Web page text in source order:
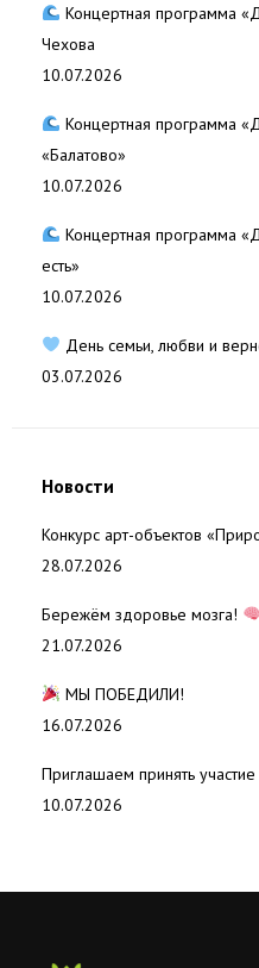
Концертная программа
Чехова
10.07.2026
Концертная программа
«Балатово»
10.07.2026
Концертная программа
есть»
10.07.2026
День семьи, любви и
03.07.2026
Новости
Конкурс арт-объектов
28.07.2026
Бережём здоровье мозга!
21.07.2026
МЫ ПОБЕДИЛИ!
16.07.2026
Приглашаем принять
10.07.2026